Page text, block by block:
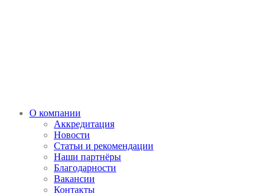
О компании
Аккредитация
Новости
Статьи и рекомендации
Наши партнёры
Благодарности
Вакансии
Контакты